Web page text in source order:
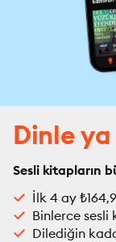
Dinle
Sesli kitapların
İlk 4 ay
Binlerce
Dilediğin